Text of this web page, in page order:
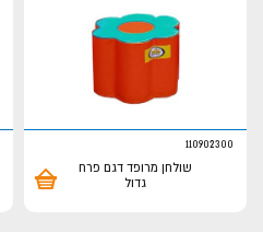
110902300
שולחן מרופד דגם פרח
גדול